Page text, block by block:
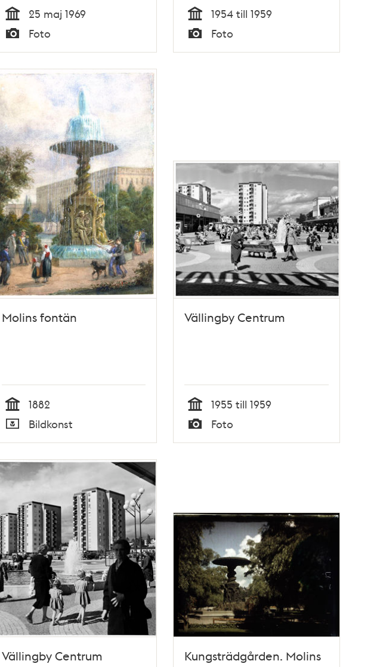
Tid
25 maj 1969
Foto Tid
1954 till 1959
Foto
Molins fontän
Tid
1882
Typ
Bildkonst
Vällingby Centrum
Tid
1955 till 1959
Typ
Foto
Vällingby Centrum
Kungsträdgården. Molins